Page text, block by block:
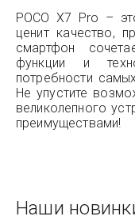
POCO X7 Pro –
ценит качество,
смартфон
функции и
потребности
Не упустите
великолепного
преимуществами!
Наши